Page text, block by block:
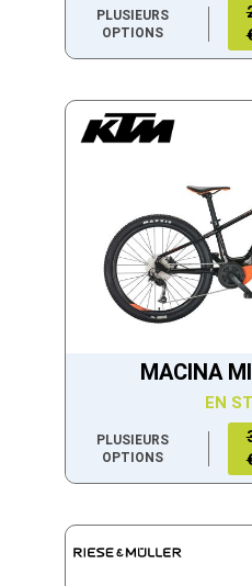
PLUSIEURS
OPTIONS
MACINA
EN
PLUSIEURS
OPTIONS